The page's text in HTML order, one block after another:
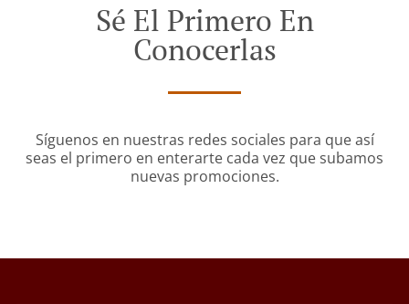
Sé El Primero En
Conocerlas
Síguenos en nuestras redes sociales para que así
seas el primero en enterarte cada vez que subamos
nuevas promociones.